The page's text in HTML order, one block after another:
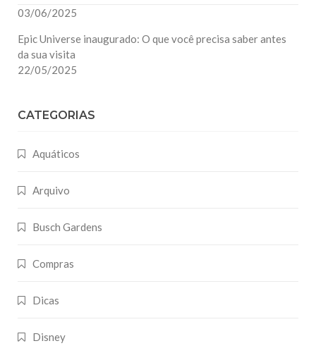
03/06/2025
Epic Universe inaugurado: O que você precisa saber antes
da sua visita
22/05/2025
CATEGORIAS
Aquáticos
Arquivo
Busch Gardens
Compras
Dicas
Disney